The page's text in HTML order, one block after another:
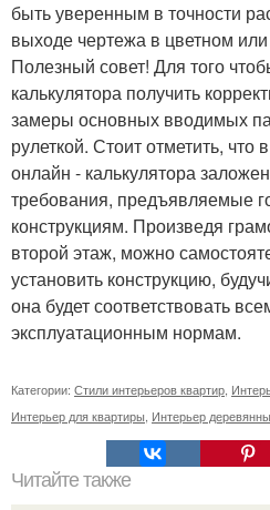
быть уверенным в точности
выходе чертежа в цветном
Полезный совет! Для того
калькулятора получить
замеры основных вводимых
рулеткой. Стоит отметить,
онлайн - калькулятора
требования, предъявляемые
конструкциям. Произведя
второй этаж, можно
установить конструкцию,
она будет соответствовать
эксплуатационным нормам.
Категории: Стили интерьеров квартир
Интерьер для квартиры Интерьер
Читайте также